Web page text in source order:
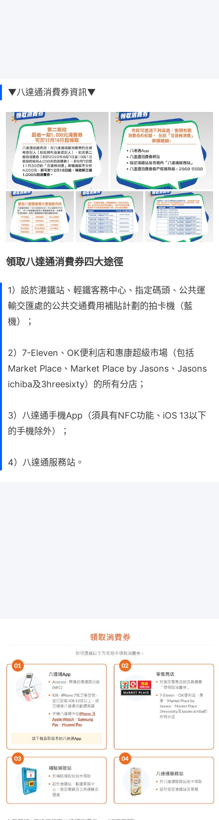
▼八達通消費券資訊▼
領取八達通消費券四大途徑
1）設於港鐵站、輕鐵客務中心、指定碼頭、公共運
輸交匯處的公共交通費用補貼計劃的拍卡機（藍
機）；
2）7-Eleven、OK便利店和惠康超級市場（包括
Market Place、Market Place by Jasons、Jasons
ichiba及3hreesixty）的所有分店；
3）八達通手機App（須具有NFC功能、iOS 13以下
的手機除外）；
4）八達通服務站。